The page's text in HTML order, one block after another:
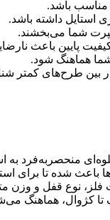
مناسب باشد.
استایل داشته باشد.
شما می‌بخشند.
پایین باعث
هماهنگ شود.
بین طرح‌های کمتر
منحصر‌به‌فرد به
شده تا برای
فلز، نوع قفل و وزن
کژوال، هماهنگ